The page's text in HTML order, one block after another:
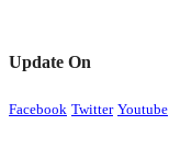
Update On
Facebook Twitter Youtube